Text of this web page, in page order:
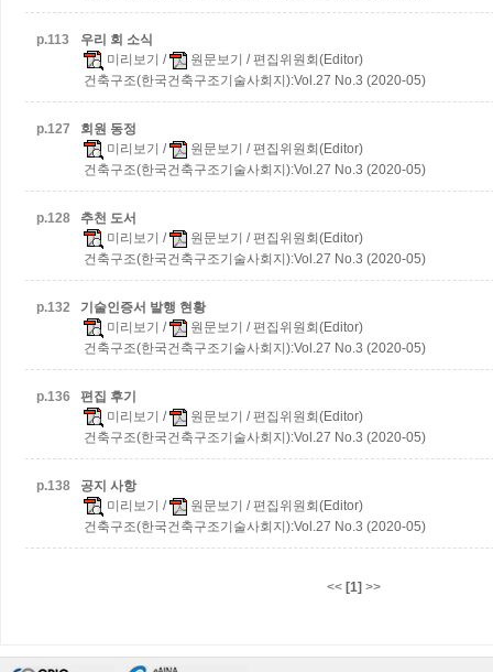
p.113
우리 회 소식
미리보기 / 원문보기 / 편집위원회(Editor)
건축구조(한국건축구조기술사회지):Vol.27 No.3 (2020-05)
p.127
회원 동정
미리보기 / 원문보기 / 편집위원회(Editor)
건축구조(한국건축구조기술사회지):Vol.27 No.3 (2020-05)
p.128
추천 도서
미리보기 / 원문보기 / 편집위원회(Editor)
건축구조(한국건축구조기술사회지):Vol.27 No.3 (2020-05)
p.132
기술인증서 발행 현황
미리보기 / 원문보기 / 편집위원회(Editor)
건축구조(한국건축구조기술사회지):Vol.27 No.3 (2020-05)
p.136
편집 후기
미리보기 / 원문보기 / 편집위원회(Editor)
건축구조(한국건축구조기술사회지):Vol.27 No.3 (2020-05)
p.138
공지 사항
미리보기 / 원문보기 / 편집위원회(Editor)
건축구조(한국건축구조기술사회지):Vol.27 No.3 (2020-05)
<< [1] >>